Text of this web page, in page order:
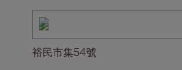
裕民市集54號